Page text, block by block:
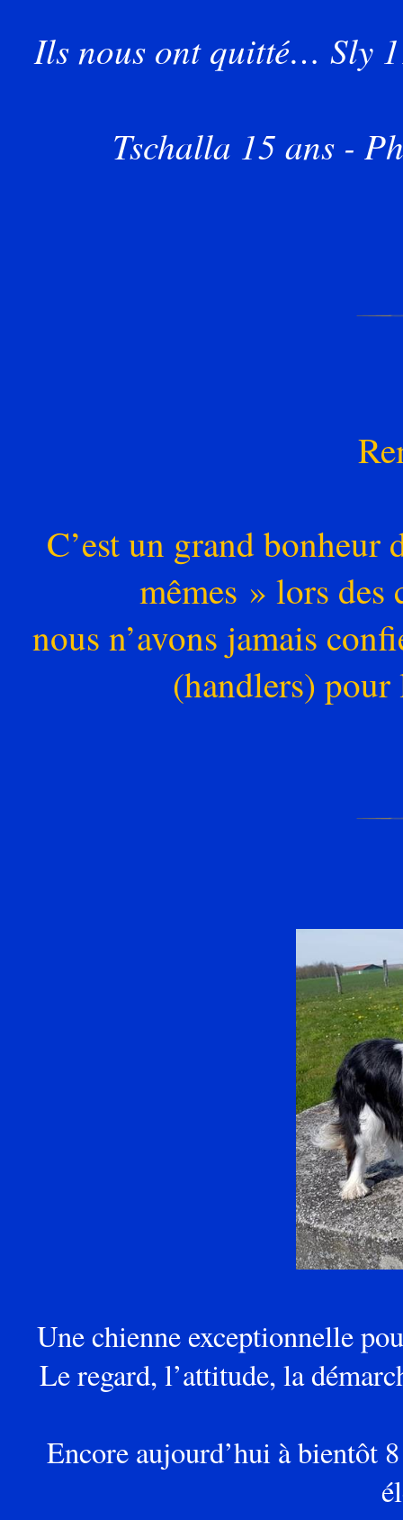
Ils nous ont quitté… Sly
Tschalla 15 ans -
C’est un grand bonheur
mêmes » lors des
nous n’avons jamais
(handlers)
Une chienne exceptionnelle
Le regard, l’attitude, la
Encore aujourd’hui à bientôt